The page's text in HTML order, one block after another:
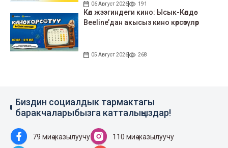
06 Август 2026 191
Көл жээгиндеги кино: Ысык-Көлдө
Beeline’дан акысыз кино көрсөтүлөр
05 Август 2026 268
Биздин социалдык тармактагы
баракчаларыбызга катталыңыздар!
79 миң жазылуучу 110 миң жазылуучу